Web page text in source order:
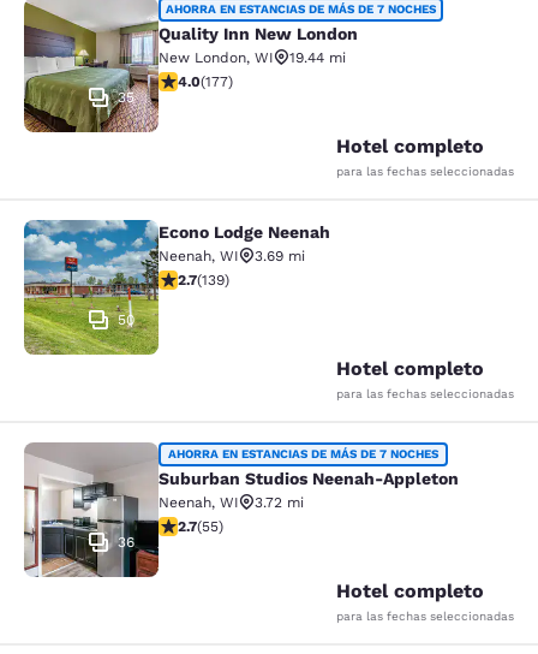
Quality Inn New London
35
AHORRA EN ESTANCIAS DE MÁS DE 7 NOCHES
Quality Inn New London
New London, WI
19.44 mi
calificación de 4.03 estrellas. Muy bueno. 177 reseñas
4.0(177)
Hotel completo
para las fechas seleccionadas
Econo Lodge Neenah
50
Econo Lodge Neenah
Neenah, WI
3.69 mi
calificación de 2.68 estrellas. Feria. 139 reseñas
2.7(139)
Hotel completo
para las fechas seleccionadas
Suburban Studios Neenah-Appleton
36
AHORRA EN ESTANCIAS DE MÁS DE 7 NOCHES
Suburban Studios Neenah-Appleton
Neenah, WI
3.72 mi
calificación de 2.71 estrellas. Feria. 55 reseñas
2.7(55)
Hotel completo
para las fechas seleccionadas